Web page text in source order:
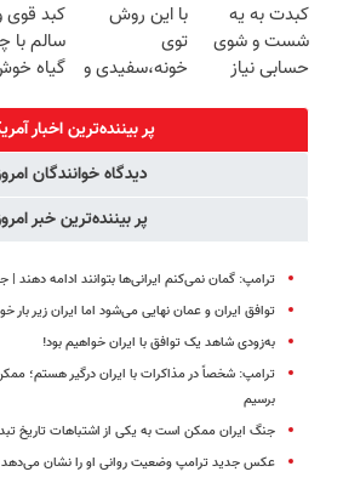
سبک و مقاوم |
پرداخت قسطی
کبدت به یه
شست و شوی
حسابی نیاز
با این روش
توی
خونه،سفیدی و
برگردون
(40%off)
کبد قوی
سالم با
گیاه
پر بیننده‌ترین اخبار
دیدگاه خوانندگان
پر بیننده‌ترین خبر
ترامپ: گمان نمی‌کنم ایرانی‌ها بتوانند ادامه دهند
توافق ایران و عمان نهایی می‌شود اما ایران زیر بار
به‌زودی شاهد یک توافق با ایران خواهیم بود!
ترامپ: شخصاً در مذاکرات با ایران درگیر هستم؛
برسیم
جنگ ایران ممکن است به یکی از اشتباهات تاریخ
عکس جدید ترامپ وضعیت روانی او را نشان